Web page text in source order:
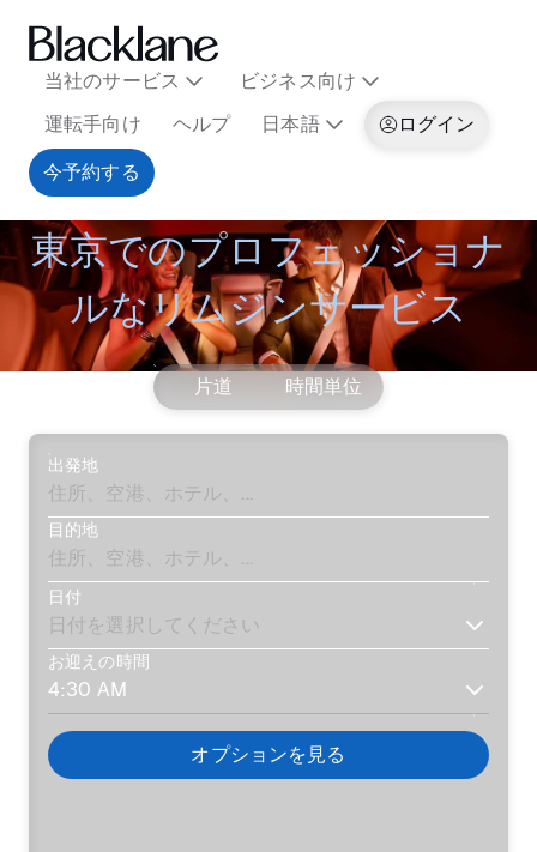
当社のサービス
ビジネス向け
運転手向け
ヘルプ 日本語
ログイン
今予約する
東京でのプロフェッショナ
ルなリムジンサービス
片道 時間単位
出発地
目的地
日付
お迎えの時間
オプションを見る